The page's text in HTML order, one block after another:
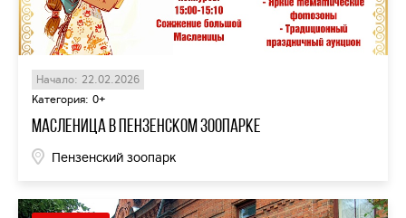
Начало: 22.02.2026
Категория: 0+
Масленица в Пензенском зоопарке
Пензенский зоопарк